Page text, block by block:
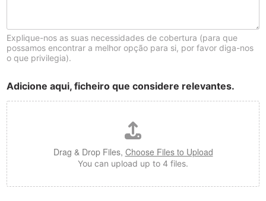
Explique-nos as suas necessidades de cobertura (para que
possamos encontrar a melhor opção para si, por favor diga-nos
o que privilegia).
Adicione aqui, ficheiro que considere relevantes.
Drag & Drop Files, Choose Files to Upload
You can upload up to 4 files.